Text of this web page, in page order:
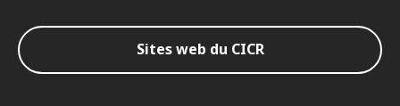
Sites web du CICR